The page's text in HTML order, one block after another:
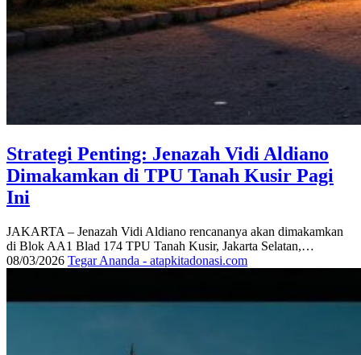
Strategi Penting: Jenazah Vidi Aldiano
Dimakamkan di TPU Tanah Kusir Pagi
Ini
JAKARTA – Jenazah Vidi Aldiano rencananya akan dimakamkan
di Blok AA1 Blad 174 TPU Tanah Kusir, Jakarta Selatan,…
08/03/2026 Tegar Ananda - atapkitadonasi.com